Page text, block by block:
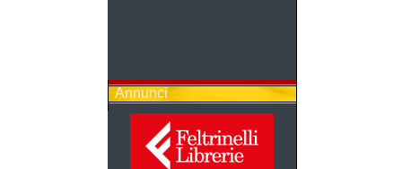
Annunci